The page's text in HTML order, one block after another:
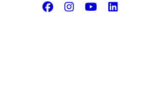
Facebook
Instagram
Youtube